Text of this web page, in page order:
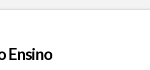
Ensino